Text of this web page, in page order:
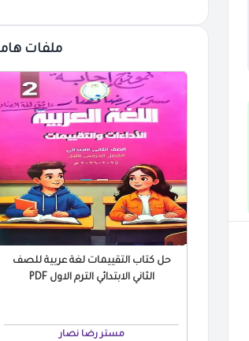
ملفات
حل كتاب التقييمات لغة عربية للصف
الثاني الابتدائي الترم الاول PDF
مستر رضا نصار